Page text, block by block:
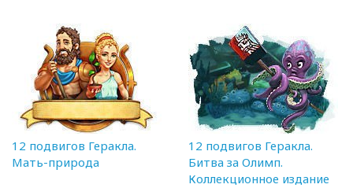
12 подвигов Геракла.
Мать-природа
12 подвигов Геракла.
Битва за Олимп.
Коллекционное издание